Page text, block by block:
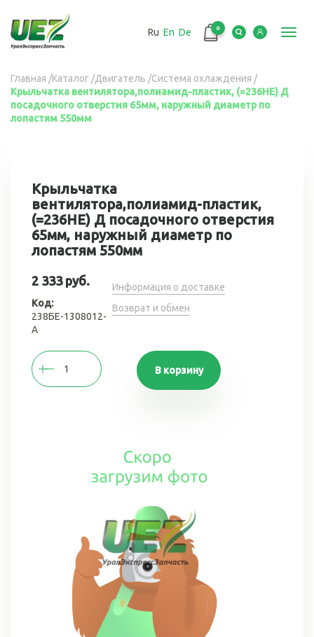
основному
содержанию
Ru En De 0
Вы
здесь
Главная /Каталог /Двигатель /Система охлаждения /
Крыльчатка вентилятора,полиамид-пластик, (=236НЕ) Д
посадочного отверстия 65мм, наружный диаметр по
лопастям 550мм
Крыльчатка
вентилятора,полиамид-пластик,
(=236НЕ) Д посадочного отверстия
65мм, наружный диаметр по
лопастям 550мм
2 333 руб.
Код:
238БЕ-1308012-
А
Информация о доставке
Возврат и обмен
В корзину